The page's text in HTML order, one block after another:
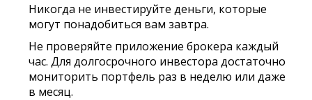
Никогда не инвестируйте деньги, которые
могут понадобиться вам завтра.
Не проверяйте приложение брокера каждый
час. Для долгосрочного инвестора достаточно
мониторить портфель раз в неделю или даже
в месяц.